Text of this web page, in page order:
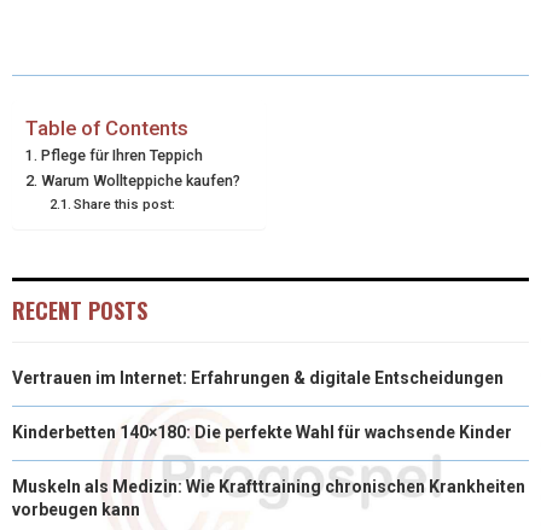
O
N
T
T
E
R
O
O
K
O
R O
D O
Table of Contents
Pflege für Ihren Teppich
Warum Wollteppiche kaufen?
Share this post:
RECENT POSTS
Vertrauen im Internet: Erfahrungen & digitale Entscheidungen
Kinderbetten 140×180: Die perfekte Wahl für wachsende Kinder
Muskeln als Medizin: Wie Krafttraining chronischen Krankheiten
vorbeugen kann